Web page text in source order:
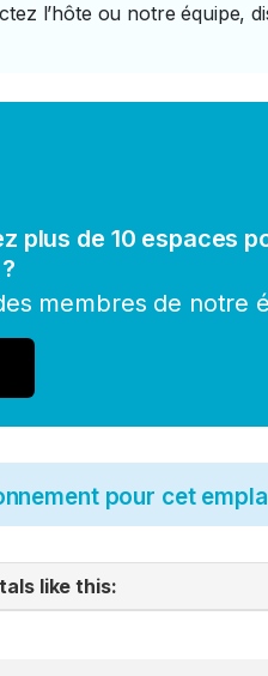
l’hôte ou notre équipe,
plus de 10 espaces
membres de notre
pour cet
like this: